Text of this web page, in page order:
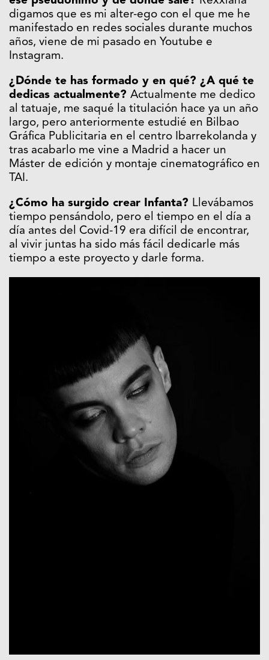
digamos que es mi alter-ego con el que me he
manifestado en redes sociales durante muchos
años, viene de mi pasado en Youtube e
Instagram.
¿Dónde te has formado y en qué? ¿A qué te
dedicas actualmente? Actualmente me dedico
al tatuaje, me saqué la titulación hace ya un año
largo, pero anteriormente estudié en Bilbao
Gráfica Publicitaria en el centro Ibarrekolanda y
tras acabarlo me vine a Madrid a hacer un
Máster de edición y montaje cinematográfico en
TAI.
¿Cómo ha surgido crear Infanta? Llevábamos
tiempo pensándolo, pero el tiempo en el día a
día antes del Covid-19 era difícil de encontrar,
al vivir juntas ha sido más fácil dedicarle más
tiempo a este proyecto y darle forma.